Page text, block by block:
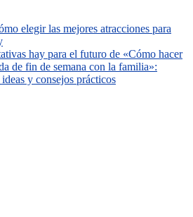
elegir las mejores atracciones para
hay para el futuro de «Cómo hacer
de fin de semana con la familia»:
y consejos prácticos